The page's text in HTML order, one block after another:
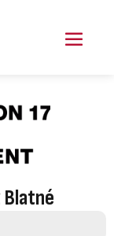
Blatné